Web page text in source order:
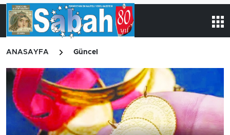
ANASAYFA Güncel